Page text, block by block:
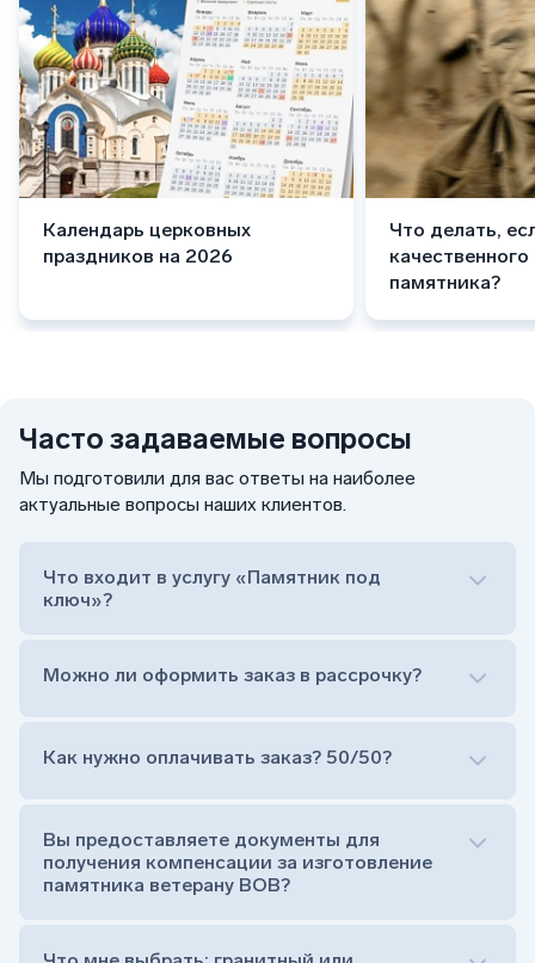
Календарь церковных
праздников на 2026
Что делать,
памятника?
Часто задаваемые вопросы
Мы подготовили для вас ответы на наиболее
актуальные вопросы наших клиентов.
Что входит в услугу «Памятник под
ключ»?
Сам комплект памятника:
Тумба (постамент, на который при помощи
штыря устанавливается стела)
Цветник (обрамление могилки, бывает, что
Обработка и сверловка комплекта
Можно ли оформить заказ в рассрочку?
Как нужно оплачивать заказ? 50/50?
Вы предоставляете документы для
получения компенсации за изготовление
памятника ветерану ВОВ?